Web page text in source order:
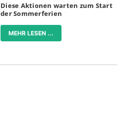
Diese Aktionen warten zum Start
der Sommerferien
MEHR LESEN ...